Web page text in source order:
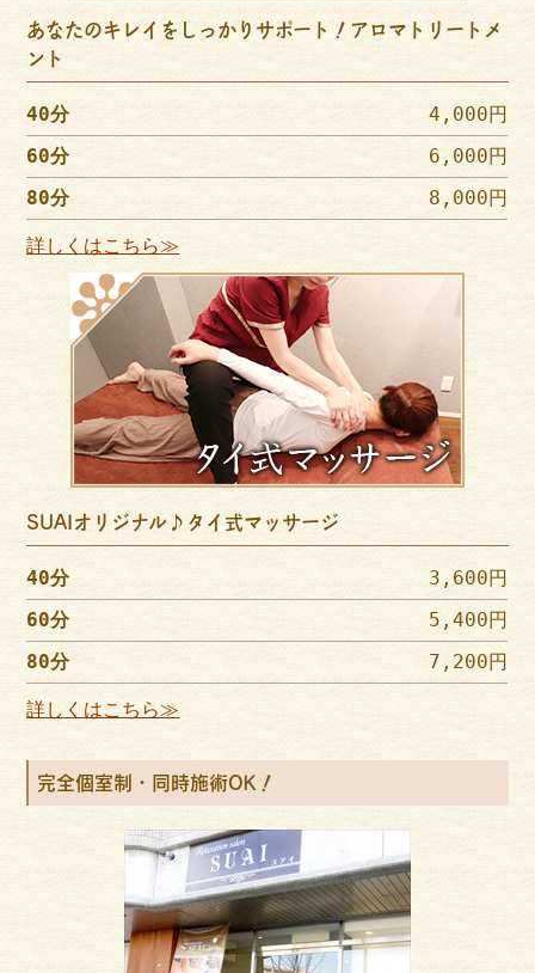
あなたのキレイをしっかりサポート！アロマトリートメ
ント
40分
4,000円
60分
6,000円
80分
8,000円
詳しくはこちら≫
SUAIオリジナル♪タイ式マッサージ
40分
3,600円
60分
5,400円
80分
7,200円
詳しくはこちら≫
完全個室制・同時施術OK！